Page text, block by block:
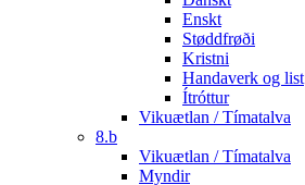
Enskt
Støddfrøði
Kristni
Handaverk og list
Ítróttur
Vikuætlan / Tímatalva
8.b
Vikuætlan / Tímatalva
Myndir